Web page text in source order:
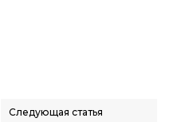
Следующая статья